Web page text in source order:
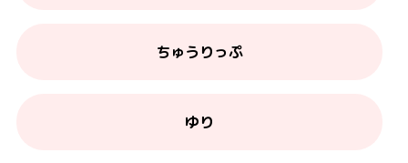
ちゅうりっぷ
ゆり